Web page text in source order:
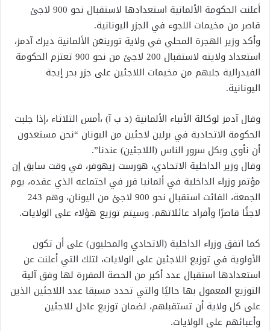
أعلنت الحكومة الألمانية استعدادها لاستقبال نحو 900 لاجئ
قاصر من مخيمات اللجوء في الجزر اليونانية.
وأكد وزير الهجرة المحلي في ولاية تورينغن الألمانية ديرك آدمز،
استعداد ولايته لاستقبال 200 لاجئ من نحو 900 تعتزم الحكومة
الفيدرالية جلبهم من مخيمات اللاجئين على جزر بحر إيجة
اليونانية.
وقال آدمز لوكالة الأنباء الألمانية (د ب آ) ،أمس الثلاثاء ،إذا جلبت
الحكومة الاتحادية في برلين لاجئين من اليونان “نحن مستعدون
أن نأوي وبكل سرور الناس (اللاجئين) عندنا”.
وقال وزير الداخلية الاتحادي، هورست زيهوفر، في وقت سابق إن
مؤتمر وزراء الداخلية في ألمانيا قرر في اجتماعه الذي عقده، يوم
الجمعة، الفائت استقبال نحو 900 لاجئ من اليونان، وهم 243
لاجئًا قاصرًا وأفراد عائلاتهم. وسيتم توزيع هؤلاء على الولايات.
كما اتفق وزراء الداخلية (الاتحادي والمحليون) على أن تكون
الأولوية في توزيع اللاجئين على الولايات، لتلك التي أعلنت عن
استعدادها استقبال عدد أكبر من الحصة المقررة لها وفق آلية
التوزيع المعمول بها حاليًا والتي تحدد مسبقا عدد اللاجئين الذين
على كل ولاية أن تستقبلهم، لضمان توزيع عادل للاجئين
وأعبائهم على الولايات.